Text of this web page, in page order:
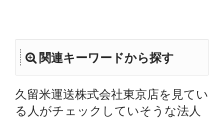
関連キーワードから探す
久留米運送株式会社東京店を見てい
る人がチェックしていそうな法人